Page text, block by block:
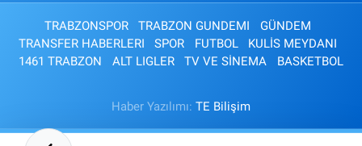
TRABZONSPOR TRABZON GUNDEMI
GÜNDEM
TRANSFER HABERLERI
SPOR FUTBOL
KULİS MEYDANI
1461 TRABZON
ALT LIGLER TV VE SİNEMA BASKETBOL
Haber Yazılımı: TE Bilişim